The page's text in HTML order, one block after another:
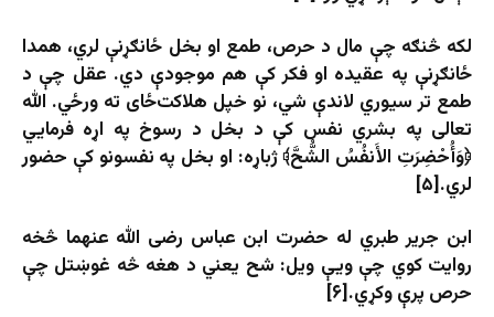
لکه څنګه چې مال د حرص، طمع او بخل ځانګړنې لري، همدا
ځانګړنې په عقیده او فکر کې هم موجودې دي. عقل چې د
طمع تر سیوري لاندې شي، نو خپل هلاکت‌ځای ته ورځي. الله
تعالی په بشري نفس کې د بخل د رسوخ په اړه فرمایي
﴿وَأُحْضِرَتِ الأَنفُسُ الشُّحَّ﴾ ژباړه: او بخل په نفسونو کې حضور
لري.[۵]
ابن جریر طبري له حضرت ابن عباس رضی الله عنهما څخه
روایت کوي چې ویې ویل: شح یعني د هغه څه غوښتل چې
حرص پرې وکړي.[۶]